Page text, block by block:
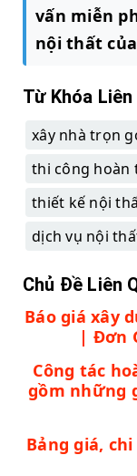
vấn miễn
nội thất
Từ Khóa Liên
xây nhà trọn
thi công hoàn
thiết kế nội
dịch vụ nội
Chủ Đề Liên
Báo giá xây
| Đơn
Công tác
gồm những
Bảng giá,